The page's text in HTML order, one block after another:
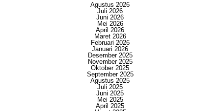
Agustus 2026
Juli 2026
Juni 2026
Mei 2026
April 2026
Maret 2026
Februari 2026
Januari 2026
Desember 2025
November 2025
Oktober 2025
September 2025
Agustus 2025
Juli 2025
Juni 2025
Mei 2025
April 2025